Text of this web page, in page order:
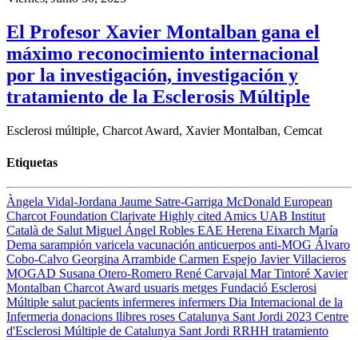
El Profesor Xavier Montalban gana el
máximo reconocimiento internacional
por la investigación, investigación y
tratamiento de la Esclerosis Múltiple
Esclerosi múltiple, Charcot Award, Xavier Montalban, Cemcat
Etiquetas
Àngela Vidal-Jordana Jaume Satre-Garriga McDonald European
Charcot Foundation Clarivate Highly cited Amics UAB Institut
Català de Salut Miguel Ángel Robles EAE Herena Eixarch María
Dema sarampión varicela vacunación anticuerpos anti-MOG Álvaro
Cobo-Calvo Georgina Arrambide Carmen Espejo Javier Villacieros
MOGAD Susana Otero-Romero René Carvajal Mar Tintoré Xavier
Montalban Charcot Award usuaris metges Fundació Esclerosi
Múltiple salut pacients infermeres infermers Dia Internacional de la
Infermeria donacions llibres roses Catalunya Sant Jordi 2023 Centre
d'Esclerosi Múltiple de Catalunya Sant Jordi RRHH tratamiento